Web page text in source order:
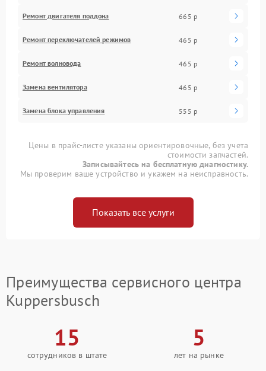
Ремонт двигателя поддона 665 р
Ремонт переключателей режимов 465 р
Ремонт волновода 465 р
Замена вентилятора 465 р
Замена блока управления 555 р
Цены в прайс-листе указаны ориентировочные, без учета
стоимости запчастей.
Записывайтесь на бесплатную диагностику.
Мы проверим ваше устройство и укажем на неисправность.
Показать все услуги
Преимущества сервисного центра
Kuppersbusch
15
сотрудников в штате
5
лет на рынке